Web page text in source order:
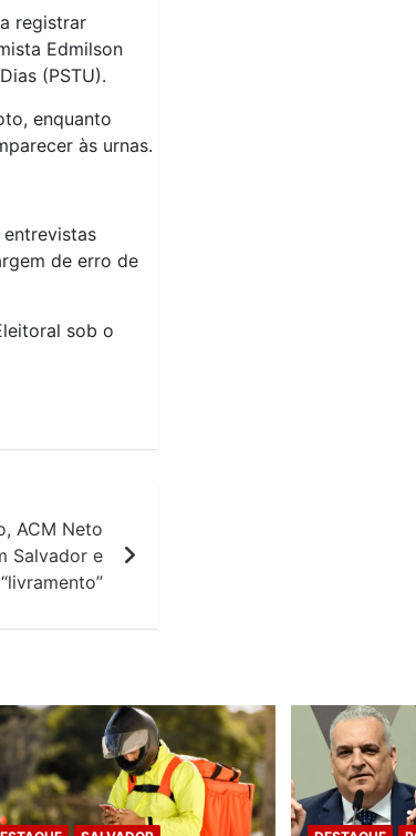
registrar
Edmilson
(PSTU).
enquanto
às urnas.
de erro de
sob o
ACM Neto
Salvador e